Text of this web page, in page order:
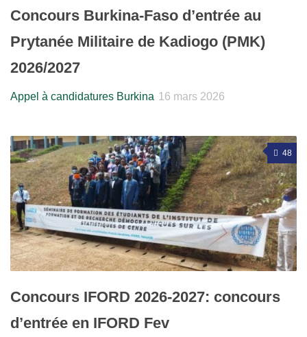
Concours Burkina-Faso d’entrée au
Prytanée Militaire de Kadiogo (PMK)
2026/2027
Appel à candidatures Burkina 16 mars 2026
48
Concours IFORD 2026-2027: concours
d’entrée en IFORD Fev